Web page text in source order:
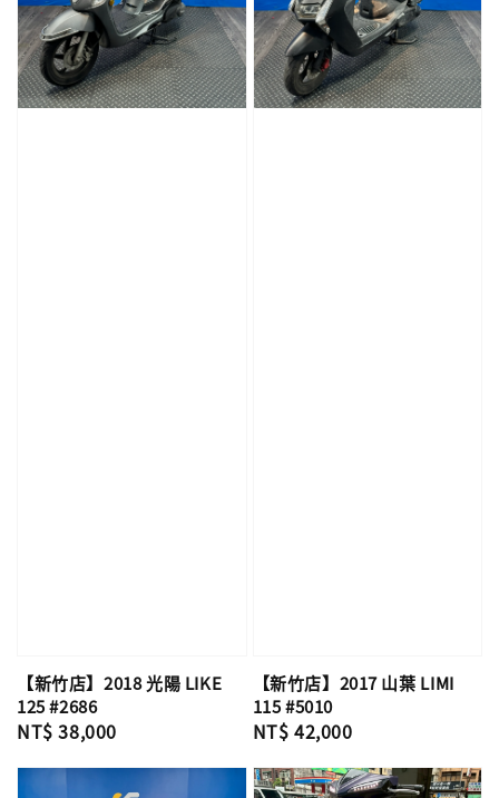
【新竹店】2018 光陽 LIKE
125 #2686
Regular
NT$ 38,000
【新竹店】2017 山葉 LIMI
115 #5010
Regular
NT$ 42,000